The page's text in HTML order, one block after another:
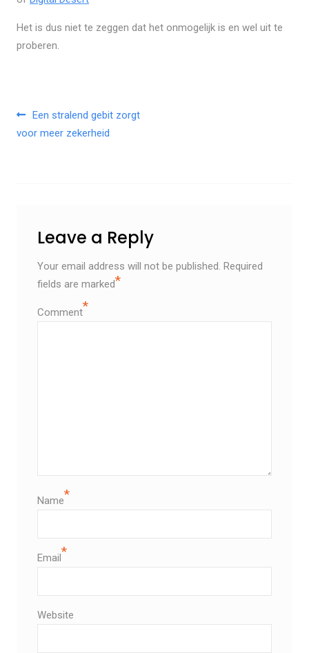
Het is dus niet te zeggen dat het onmogelijk is en wel uit te
proberen.
Post navigation
Een stralend gebit zorgt
voor meer zekerheid
Leave a Reply
Your email address will not be published. Required
fields are marked*
Comment*
Name*
Email *
Website